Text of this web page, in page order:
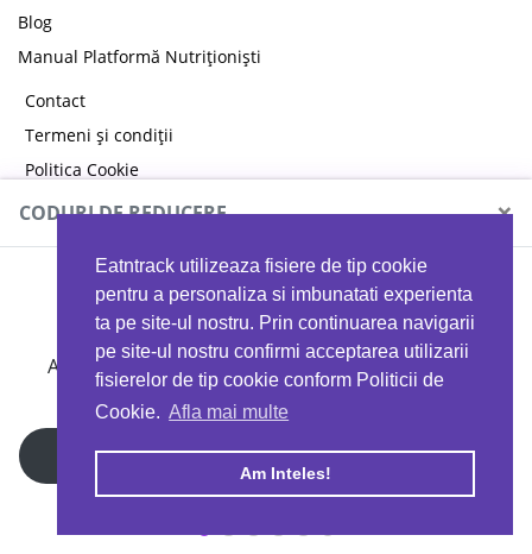
Eatntrack utilizeaza fisiere de tip cookie
pentru a personaliza si imbunatati experienta
ta pe site-ul nostru. Prin continuarea navigarii
pe site-ul nostru confirmi acceptarea utilizarii
fisierelor de tip cookie conform Politicii de
Cookie. Afla mai multe
Am Inteles!
Blog
Manual Platformă Nutriționiști
Contact
Termeni și condiții
Politica Cookie
Politica de confidențialitate
Copyright © 2026 EAT & TRACK S.R.L
CODURI DE REDUCERE ×
MYPROTEIN
Ai 40%reducere la orice comandă folosind codul
EATTRACK
Profită acum